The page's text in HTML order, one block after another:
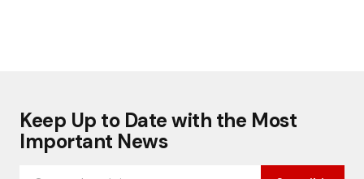
Keep Up to Date with the Most
Important News